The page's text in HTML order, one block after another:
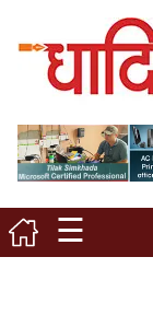
☰
मुख्य पृष्ठ
स्थानीय समाचार
विचार / ब्लग
नगर/गाउँ पालिका